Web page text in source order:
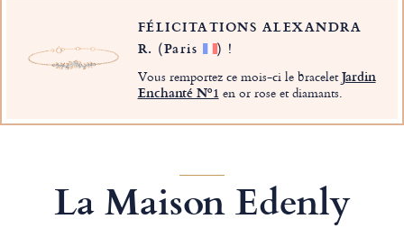
FÉLICITATIONS ALEXANDRA
R. (Paris ) !
Vous remportez ce mois-ci le braceletJardin
Enchanté Nº1 en or rose et diamants.
La Maison Edenly